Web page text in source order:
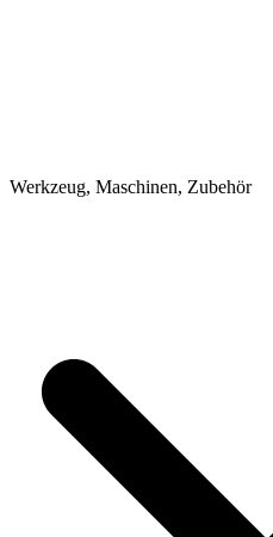
Werkzeug, Maschinen, Zubehör